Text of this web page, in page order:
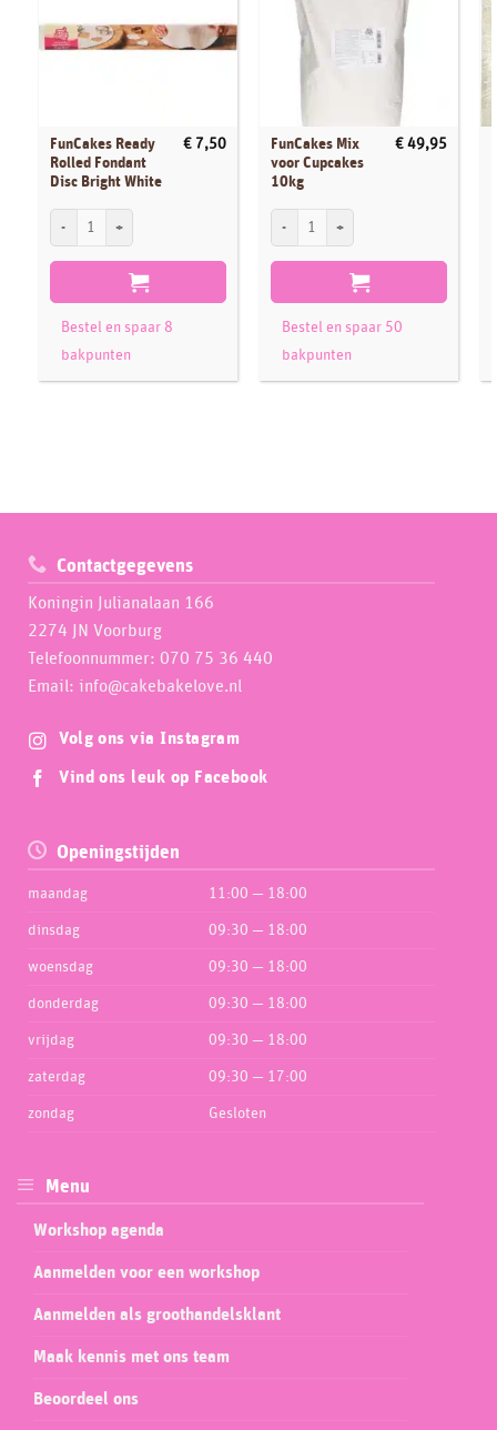
FunCakes Ready
Rolled Fondant
Disc Bright White
€ 7,50
FunCakes Ready Rolled Fondant Disc Bright White aantal
Bestel en spaar 8
bakpunten
FunCakes Mix
voor Cupcakes
10kg
€ 49,95
FunCakes Mix voor Cupcakes 10kg
Bestel en spaar 50
bakpunten
Contactgegevens
Koningin Julianalaan 166
2274 JN Voorburg
Telefoonnummer: 070 75 36 440
Email: info@cakebakelove.nl
Volg ons via Instagram
Vind ons leuk op Facebook
Openingstijden
maandag 11:00 — 18:00
dinsdag 09:30 — 18:00
woensdag 09:30 — 18:00
donderdag 09:30 — 18:00
vrijdag 09:30 — 18:00
zaterdag 09:30 — 17:00
zondag Gesloten
Menu
Workshop agenda
Aanmelden voor een workshop
Aanmelden als groothandelsklant
Maak kennis met ons team
Beoordeel ons